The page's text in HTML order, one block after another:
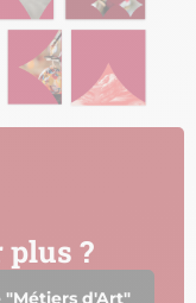
plus ?
d'Art"